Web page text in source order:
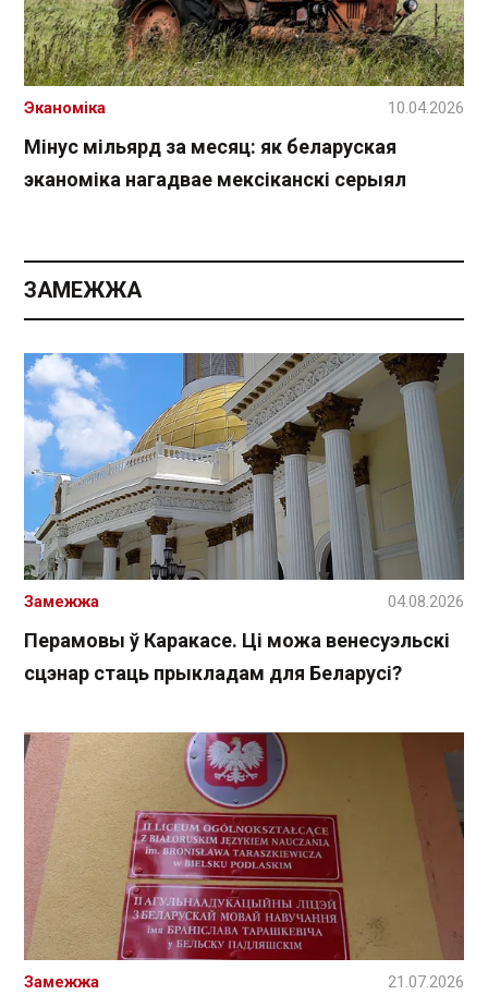
Мінус мільярд за месяц: як беларуская
эканоміка нагадвае мексіканскі серыял
Эканоміка 10.04.2026
ЗАМЕЖЖА
Перамовы ў Каракасе. Ці можа венесуэльскі
сцэнар стаць прыкладам для Беларусі?
Замежжа 04.08.2026
Замежжа 21.07.2026